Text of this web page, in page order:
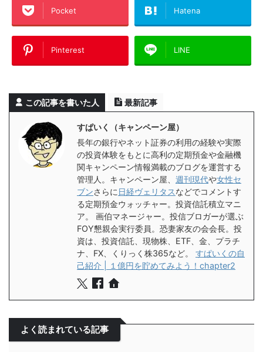
Pocket Hatena
Pinterest LINE
この記事を書いた人 最新記事
すぱいく（キャンペーン屋）
長年の銀行やネット証券の利用の経験や実際
の投資体験をもとに高利の定期預金や金融機
関キャンペーン情報満載のブログを運営する
管理人。キャンペーン屋、 週刊現代や女性セ
ブンさらに 日経ヴェリタスなどでコメントす
る定期預金ウォッチャー。投資信託積立マニ
ア。 画伯マネージャー。投信ブロガーが選ぶ
FOY懇親会実行委員。恐妻家友の会会長。投
資は、投資信託、現物株、ETF、金、プラチ
ナ、FX、くりっく株365など。 すぱいくの自
己紹介 | １億円を貯めてみよう！chapter2
よく読まれている記事